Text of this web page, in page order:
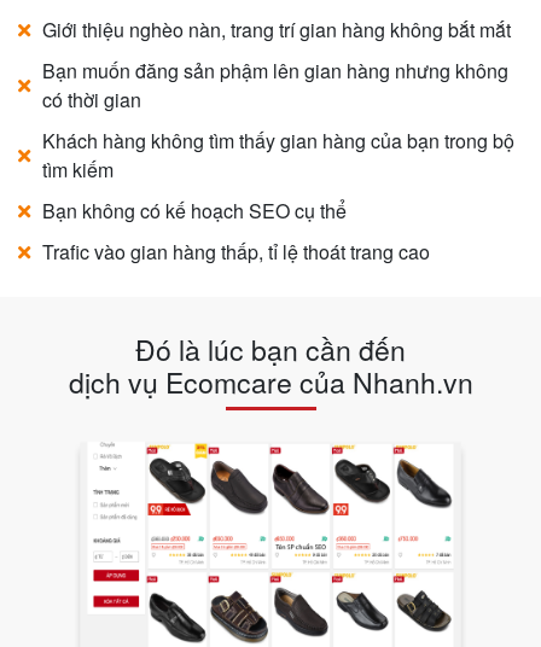
Giới thiệu nghèo nàn, trang trí gian hàng không bắt mắt
Bạn muốn đăng sản phậm lên gian hàng nhưng không
có thời gian
Khách hàng không tìm thấy gian hàng của bạn trong bộ
tìm kiếm
Bạn không có kế hoạch SEO cụ thể
Trafic vào gian hàng thấp, tỉ lệ thoát trang cao
Đó là lúc bạn cần đến
dịch vụ Ecomcare của Nhanh.vn